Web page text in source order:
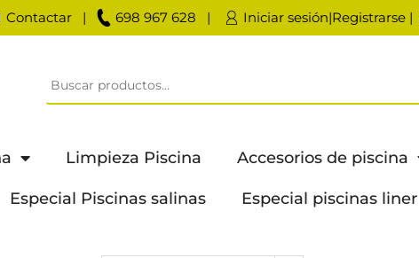
Contactar | 698 967 628 | Iniciar sesión|Registrarse |
Limpieza Piscina Accesorios de piscina
Especial Piscinas salinas Especial piscinas liner